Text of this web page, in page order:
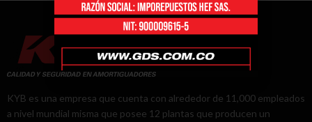
KYB es una empresa que cuenta con alrededor de 11,000 empleados
a nivel mundial misma que posee 12 plantas que producen un